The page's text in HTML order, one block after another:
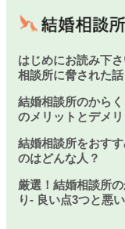
はじめにお読み下
相談所に脅された話
結婚相談所のから
のメリットとデメリ
結婚相談所をおす
のはどんな人？
厳選！結婚相談所の
り- 良い点3つと悪